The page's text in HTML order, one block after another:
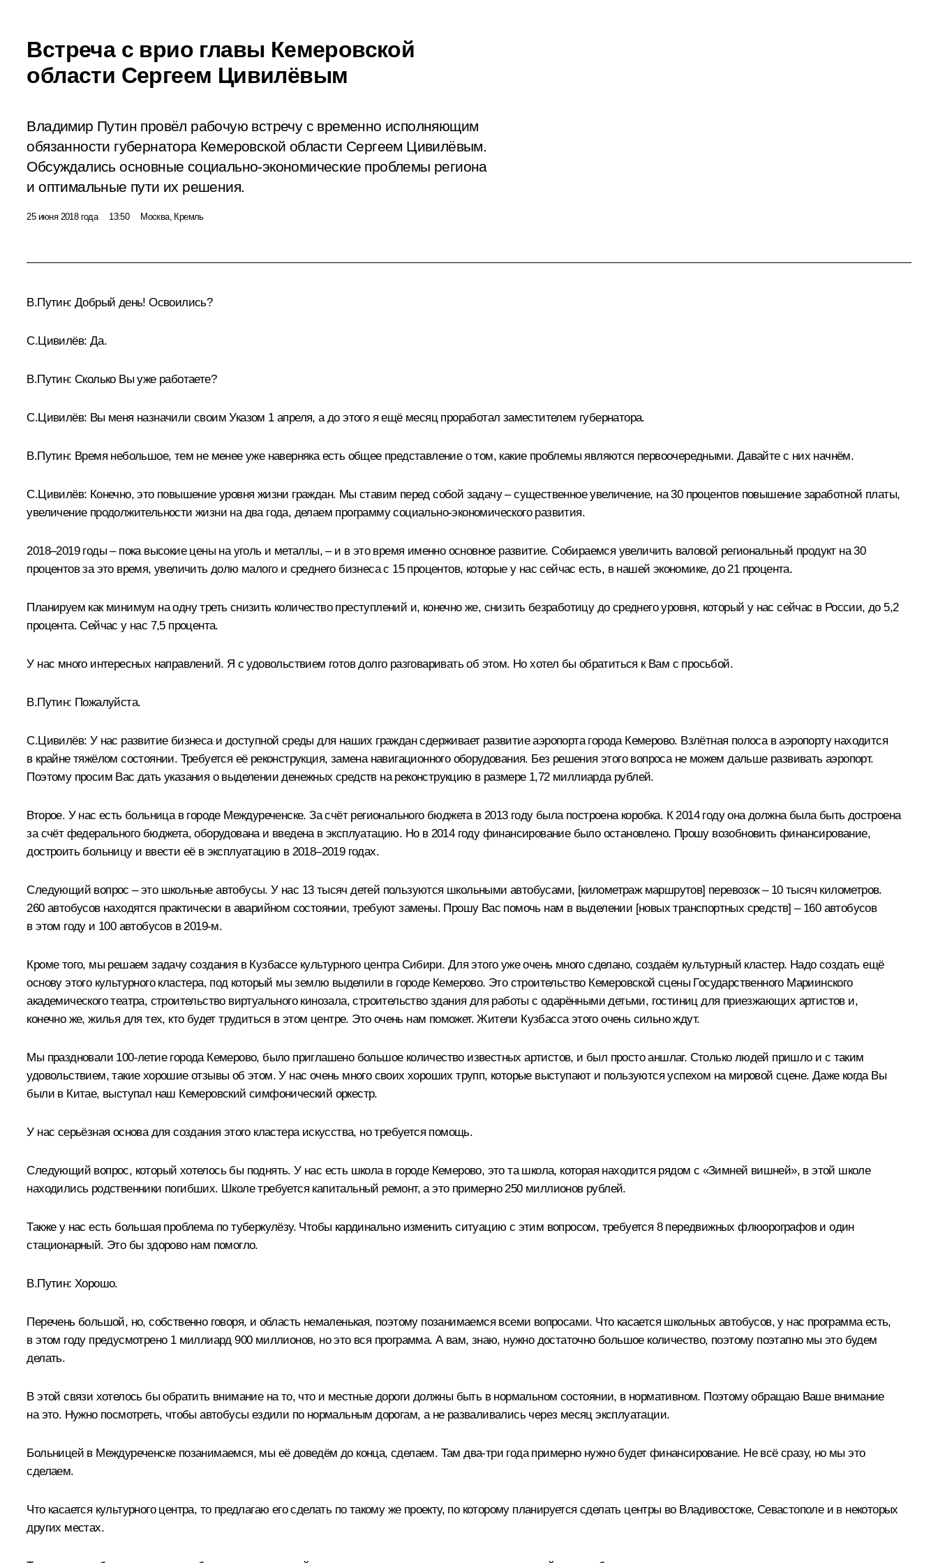
Встреча с врио главы Кемеровской
области Сергеем Цивилёвым
Владимир Путин провёл рабочую встречу с временно исполняющим
обязанности губернатора Кемеровской области Сергеем Цивилёвым.
Обсуждались основные социально-экономические проблемы региона
и оптимальные пути их решения.
25 июня 2018 года 13:50 Москва, Кремль
В.Путин: Добрый день! Освоились?
С.Цивилёв: Да.
В.Путин: Сколько Вы уже работаете?
С.Цивилёв: Вы меня назначили своим Указом 1 апреля, а до этого я ещё месяц проработал заместителем губернатора.
В.Путин: Время небольшое, тем не менее уже наверняка есть общее представление о том, какие проблемы являются первоочередными. Давайте с них начнём.
С.Цивилёв: Конечно, это повышение уровня жизни граждан. Мы ставим перед собой задачу – существенное увеличение, на 30 процентов повышение заработной платы,
увеличение продолжительности жизни на два года, делаем программу социально-экономического развития.
2018–2019 годы – пока высокие цены на уголь и металлы, – и в это время именно основное развитие. Собираемся увеличить валовой региональный продукт на 30
процентов за это время, увеличить долю малого и среднего бизнеса с 15 процентов, которые у нас сейчас есть, в нашей экономике, до 21 процента.
Планируем как минимум на одну треть снизить количество преступлений и, конечно же, снизить безработицу до среднего уровня, который у нас сейчас в России, до 5,2
процента. Сейчас у нас 7,5 процента.
У нас много интересных направлений. Я с удовольствием готов долго разговаривать об этом. Но хотел бы обратиться к Вам с просьбой.
В.Путин: Пожалуйста.
С.Цивилёв: У нас развитие бизнеса и доступной среды для наших граждан сдерживает развитие аэропорта города Кемерово. Взлётная полоса в аэропорту находится
в крайне тяжёлом состоянии. Требуется её реконструкция, замена навигационного оборудования. Без решения этого вопроса не можем дальше развивать аэропорт.
Поэтому просим Вас дать указания о выделении денежных средств на реконструкцию в размере 1,72 миллиарда рублей.
Второе. У нас есть больница в городе Междуреченске. За счёт регионального бюджета в 2013 году была построена коробка. К 2014 году она должна была быть достроена
за счёт федерального бюджета, оборудована и введена в эксплуатацию. Но в 2014 году финансирование было остановлено. Прошу возобновить финансирование,
достроить больницу и ввести её в эксплуатацию в 2018–2019 годах.
Следующий вопрос – это школьные автобусы. У нас 13 тысяч детей пользуются школьными автобусами, [километраж маршрутов] перевозок – 10 тысяч километров.
260 автобусов находятся практически в аварийном состоянии, требуют замены. Прошу Вас помочь нам в выделении [новых транспортных средств] – 160 автобусов
в этом году и 100 автобусов в 2019-м.
Кроме того, мы решаем задачу создания в Кузбассе культурного центра Сибири. Для этого уже очень много сделано, создаём культурный кластер. Надо создать ещё
основу этого культурного кластера, под который мы землю выделили в городе Кемерово. Это строительство Кемеровской сцены Государственного Мариинского
академического театра, строительство виртуального кинозала, строительство здания для работы с одарёнными детьми, гостиниц для приезжающих артистов и,
конечно же, жилья для тех, кто будет трудиться в этом центре. Это очень нам поможет. Жители Кузбасса этого очень сильно ждут.
Мы праздновали 100-летие города Кемерово, было приглашено большое количество известных артистов, и был просто аншлаг. Столько людей пришло и с таким
удовольствием, такие хорошие отзывы об этом. У нас очень много своих хороших трупп, которые выступают и пользуются успехом на мировой сцене. Даже когда Вы
были в Китае, выступал наш Кемеровский симфонический оркестр.
У нас серьёзная основа для создания этого кластера искусства, но требуется помощь.
Следующий вопрос, который хотелось бы поднять. У нас есть школа в городе Кемерово, это та школа, которая находится рядом с «Зимней вишней», в этой школе
находились родственники погибших. Школе требуется капитальный ремонт, а это примерно 250 миллионов рублей.
Также у нас есть большая проблема по туберкулёзу. Чтобы кардинально изменить ситуацию с этим вопросом, требуется 8 передвижных флюорографов и один
стационарный. Это бы здорово нам помогло.
В.Путин: Хорошо.
Перечень большой, но, собственно говоря, и область немаленькая, поэтому позанимаемся всеми вопросами. Что касается школьных автобусов, у нас программа есть,
в этом году предусмотрено 1 миллиард 900 миллионов, но это вся программа. А вам, знаю, нужно достаточно большое количество, поэтому поэтапно мы это будем
делать.
В этой связи хотелось бы обратить внимание на то, что и местные дороги должны быть в нормальном состоянии, в нормативном. Поэтому обращаю Ваше внимание
на это. Нужно посмотреть, чтобы автобусы ездили по нормальным дорогам, а не разваливались через месяц эксплуатации.
Больницей в Междуреченске позанимаемся, мы её доведём до конца, сделаем. Там два-три года примерно нужно будет финансирование. Не всё сразу, но мы это
сделаем.
Что касается культурного центра, то предлагаю его сделать по такому же проекту, по которому планируется сделать центры во Владивостоке, Севастополе и в некоторых
других местах.